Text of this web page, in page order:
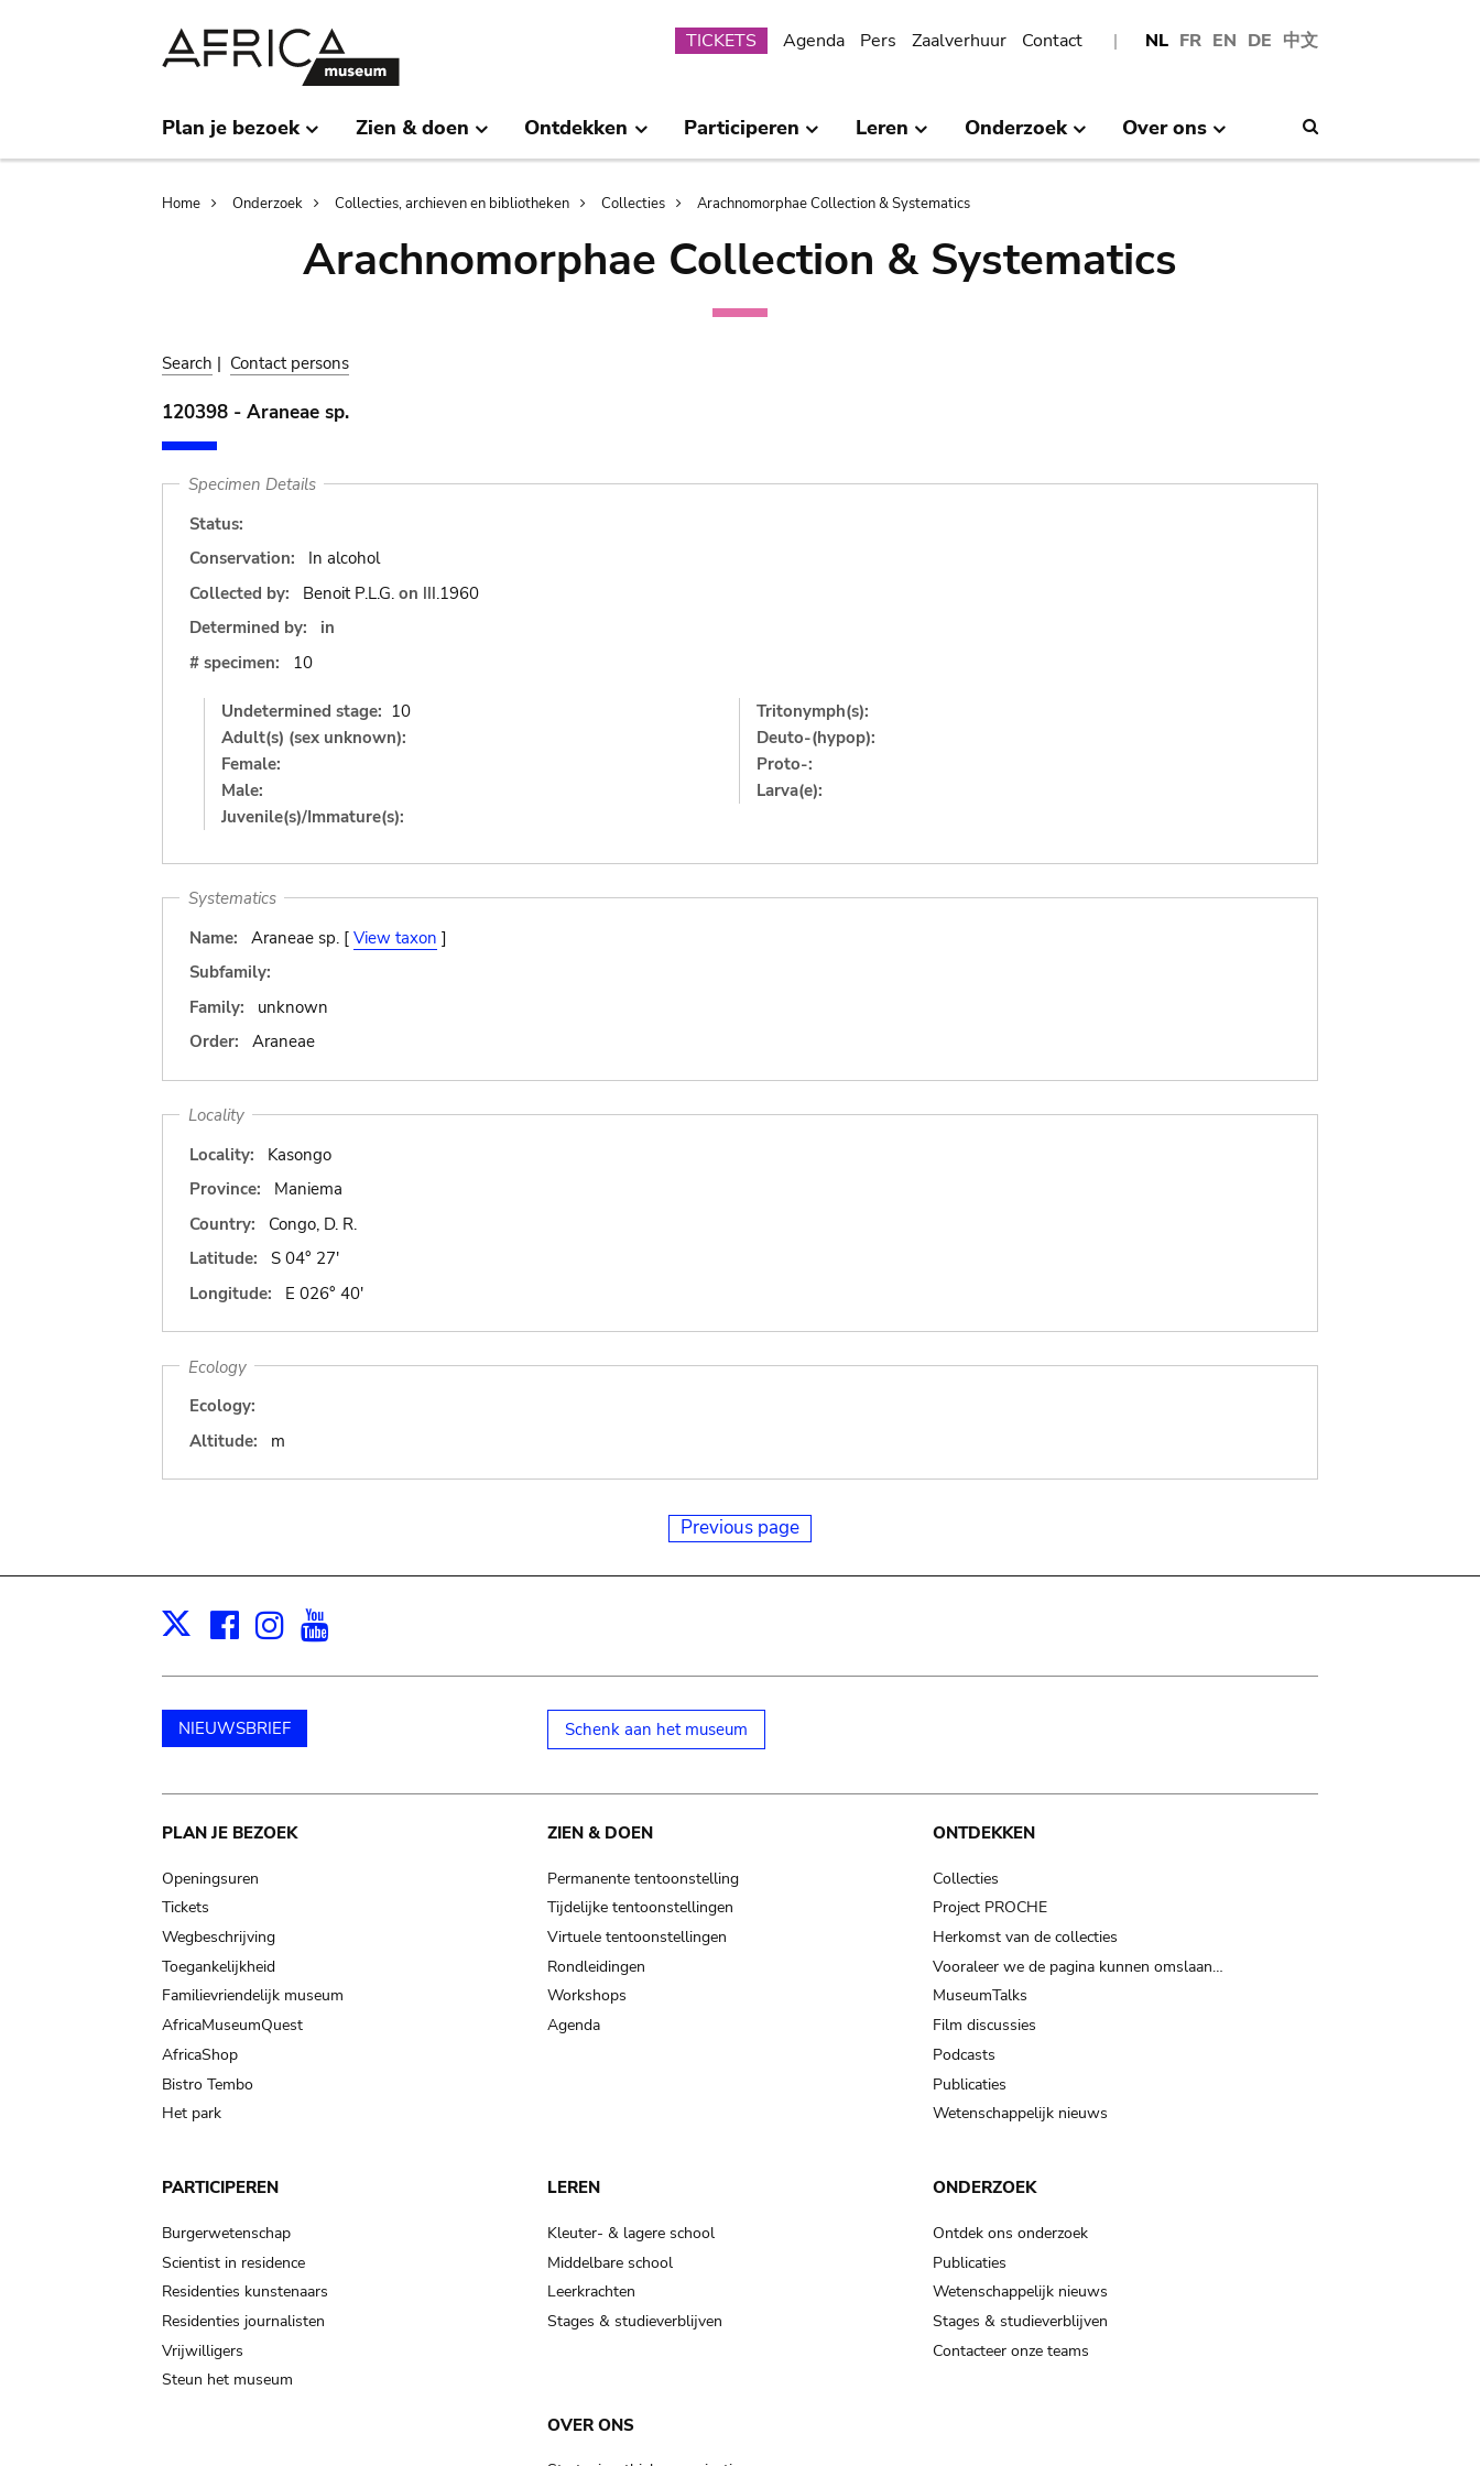
NL FR EN DE 中文
Submenu
TICKETS Agenda Pers Zaalverhuur Contact
Plan je bezoek Zien & doen Ontdekken Participeren Leren Onderzoek Over ons
Breadcrumb
Home Onderzoek Collecties, archieven en bibliotheken Collecties Arachnomorphae Collection & Systematics
Arachnomorphae Collection & Systematics
Search | Contact persons
120398 - Araneae sp.
Specimen Details
Status:
Conservation:
In alcohol
Collected by:
Benoit P.L.G. on III.1960
Determined by:
in
# specimen:
10
Undetermined stage: 10
Adult(s) (sex unknown):
Female:
Male:
Juvenile(s)/Immature(s):
Tritonymph(s):
Deuto-(hypop):
Proto-:
Larva(e):
Systematics
Name:
Araneae sp. [ View taxon ]
Subfamily:
Family:
unknown
Order:
Araneae
Locality
Locality:
Kasongo
Province:
Maniema
Country:
Congo, D. R.
Latitude:
S 04° 27'
Longitude:
E 026° 40'
Ecology
Ecology:
Altitude:
m
Previous page
X Facebook
Instagram
NIEUWSBRIEF Schenk aan het museum
Main
navigation
PLAN JE BEZOEK
Openingsuren
Tickets
Wegbeschrijving
Toegankelijkheid
Familievriendelijk museum
AfricaMuseumQuest
AfricaShop
Bistro Tembo
Het park
ZIEN & DOEN
Permanente tentoonstelling
Tijdelijke tentoonstellingen
Virtuele tentoonstellingen
Rondleidingen
Workshops
Agenda
ONTDEKKEN
Collecties
Project PROCHE
Herkomst van de collecties
Vooraleer we de pagina kunnen omslaan…
MuseumTalks
Film discussies
Podcasts
Publicaties
Wetenschappelijk nieuws
PARTICIPEREN
Burgerwetenschap
Scientist in residence
Residenties kunstenaars
Residenties journalisten
Vrijwilligers
Steun het museum
LEREN
Kleuter- & lagere school
Middelbare school
Leerkrachten
Stages & studieverblijven
ONDERZOEK
Ontdek ons onderzoek
Publicaties
Wetenschappelijk nieuws
Stages & studieverblijven
Contacteer onze teams
OVER ONS